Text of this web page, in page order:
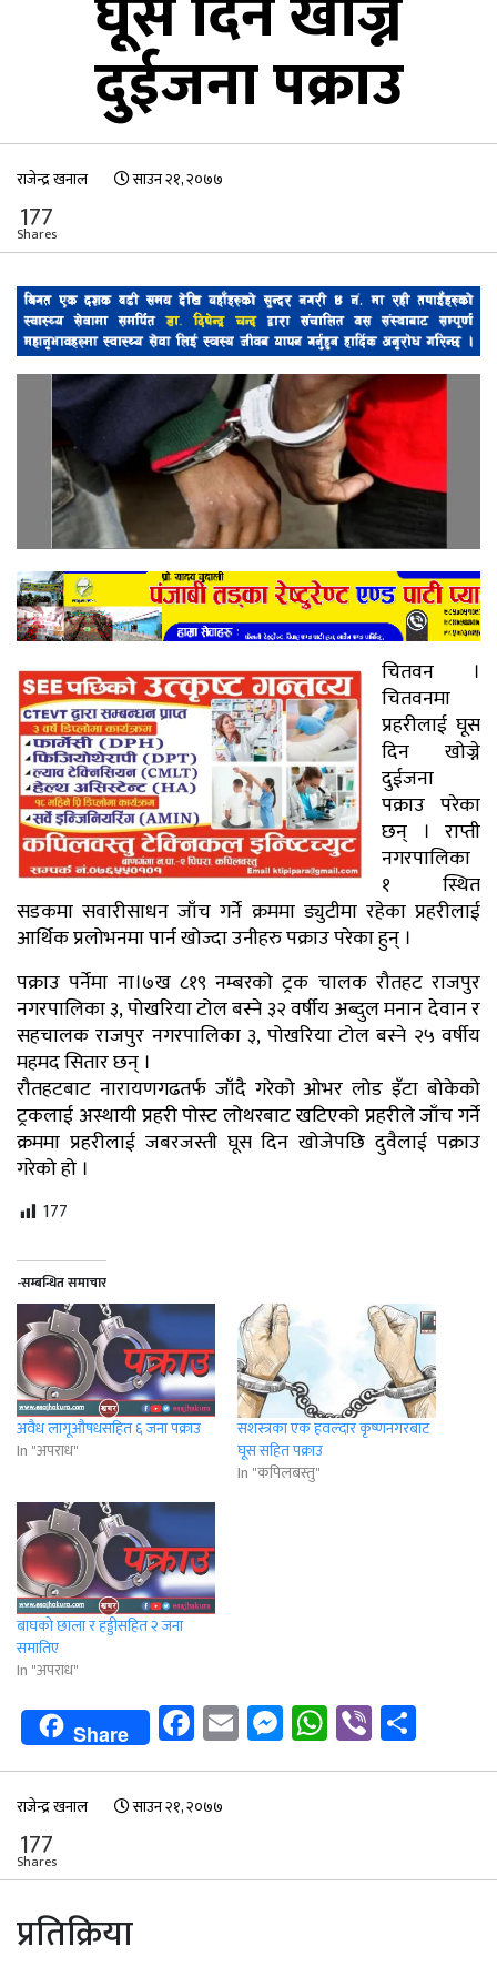
दुईजना पक्राउ
राजेन्द्र खनाल साउन २१, २०७७
177
Shares
चितवन ।
चितवनमा
प्रहरीलाई घूस
दिन खोज्ने
दुईजना
पक्राउ परेका
छन् । राप्ती
नगरपालिका
१ स्थित
सडकमा सवारीसाधन जाँच गर्ने क्रममा ड्युटीमा रहेका प्रहरीलाई
आर्थिक प्रलोभनमा पार्न खोज्दा उनीहरु पक्राउ परेका हुन् ।
पक्राउ पर्नेमा ना।७ख ८१९ नम्बरको ट्रक चालक रौतहट राजपुर
नगरपालिका ३, पोखरिया टोल बस्ने ३२ वर्षीय अब्दुल मनान देवान र
सहचालक राजपुर नगरपालिका ३, पोखरिया टोल बस्ने २५ वर्षीय
महमद सितार छन् ।
रौतहटबाट नारायणगढतर्फ जाँदै गरेको ओभर लोड इँटा बोकेको
ट्रकलाई अस्थायी प्रहरी पोस्ट लोथरबाट खटिएको प्रहरीले जाँच गर्ने
क्रममा प्रहरीलाई जबरजस्ती घूस दिन खोजेपछि दुवैलाई पक्राउ
गरेको हो ।
177
-सम्बन्धित समाचार
अवैध लागूऔषधसहित ६ जना पक्राउ
In "अपराध"
सशस्त्रका एक हवल्दार कृष्णनगरबाट
घूस सहित पक्राउ
In "कपिलबस्तु"
बाघको छाला र हड्डीसहित २ जना
समातिए
In "अपराध"
Share Facebook
EmailMessenger
WhatsApp
Viber
राजेन्द्र खनाल साउन २१, २०७७
177
Shares
प्रतिक्रिया